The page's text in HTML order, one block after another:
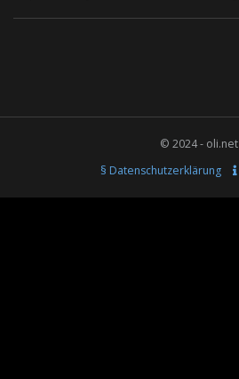
© 2024 - oli.net
§ Datenschutzerklärung